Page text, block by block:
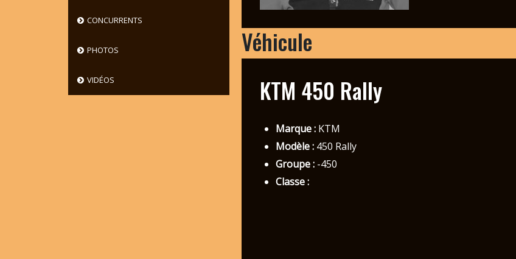
CONCURRENTS
PHOTOS
VIDÉOS
Véhicule
KTM 450 Rally
Marque :KTM
Modèle :450 Rally
Groupe :-450
Classe :